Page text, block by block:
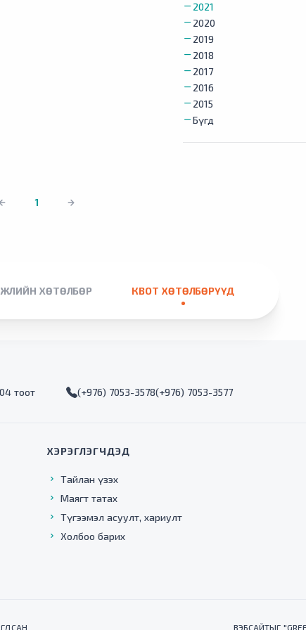
2021
2020
2019
2018
2017
2016
2015
Бүгд
1
ХӨТӨЛБӨР КВОТ ХӨТӨЛБӨРҮҮД
тоот (+976) 7053-3578(+976) 7053-3577
ХЭРЭГЛЭГЧДЭД
Тайлан үзэх
Маягт татах
Түгээмэл асуулт, хариулт
Холбоо барих
ВЭБСАЙТЫГ "